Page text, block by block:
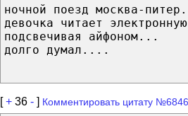
ночной поезд москва-питер.
девочка читает
подсвечивая айфоном...
долго думал....
[+ 36 - ] Комментировать цитату